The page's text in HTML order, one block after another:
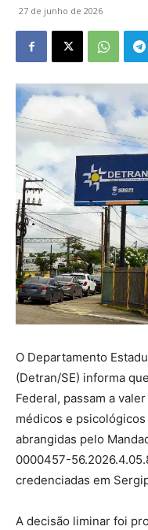
27 de junho de 2026
O Departamento
(Detran/SE) informa
Federal, passam a
médicos e
abrangidas pelo
0000457-
credenciadas em
A decisão liminar foi